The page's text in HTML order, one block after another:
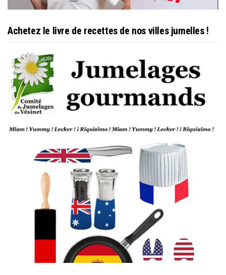
Achetez le livre de recettes de nos villes jumelles !